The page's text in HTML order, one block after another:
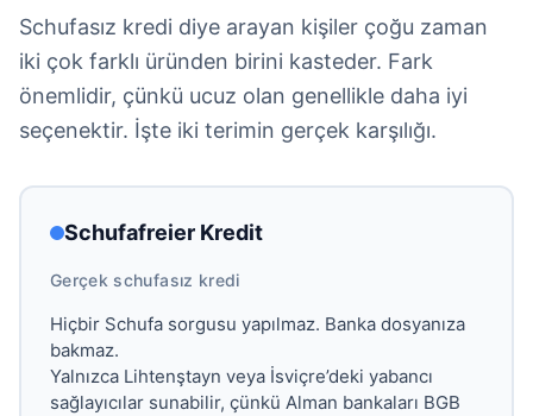
Schufasız kredi diye arayan kişiler çoğu zaman
iki çok farklı üründen birini kasteder. Fark
önemlidir, çünkü ucuz olan genellikle daha iyi
seçenektir. İşte iki terimin gerçek karşılığı.
Schufafreier Kredit
Gerçek schufasız kredi
Hiçbir Schufa sorgusu yapılmaz. Banka dosyanıza
bakmaz.
Yalnızca Lihtenştayn veya İsviçre’deki yabancı
sağlayıcılar sunabilir, çünkü Alman bankaları BGB